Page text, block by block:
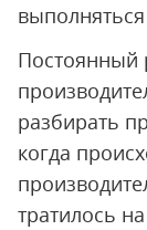
Постоянный
разбирать
когда
тратилось